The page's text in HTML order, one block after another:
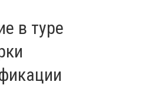
в туре